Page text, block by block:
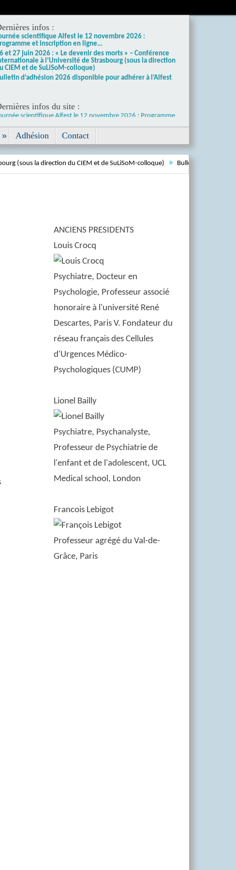
infos :
scientifique Alfest le 12 novembre 2026 :
et inscription en ligne…
et 27 juin 2026 : « Le devenir des morts » – Conférence
à l’Université de Strasbourg (sous la direction
CIEM et de SuLiSoM-colloque)
d’adhésion 2026 disponible pour adhérer à l’Alfest
infos du site :
scientifique Alfest le 12 novembre 2026 : Programme
Adhésion Contact
la direction du CIEM et de SuLiSoM-colloque) » Bulletin d’adhésion 2026
ANCIENS PRESIDENTS
Louis Crocq
Psychiatre, Docteur en
Psychologie, Professeur associé
honoraire à l'université René
Descartes, Paris V. Fondateur du
réseau français des Cellules
d'Urgences Médico-
Psychologiques (CUMP)
Lionel Bailly
Psychiatre, Psychanalyste,
Professeur de Psychiatrie de
l'enfant et de l'adolescent, UCL
Medical school, London
Francois Lebigot
Professeur agrégé du Val-de-
Grâce, Paris